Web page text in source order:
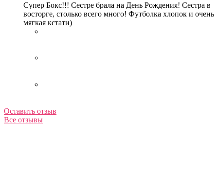
Супер Бокс!!! Сестре брала на День Рождения! Сестра в
восторге, столько всего много! Футболка хлопок и очень
мягкая кстати)
Оставить отзыв
Все отзывы